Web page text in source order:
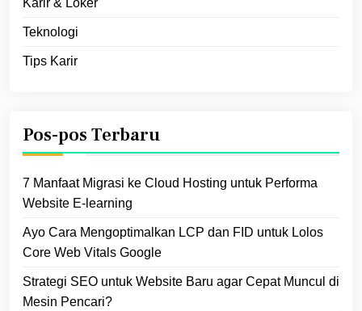
Karir & Loker
Teknologi
Tips Karir
Pos-pos Terbaru
7 Manfaat Migrasi ke Cloud Hosting untuk Performa
Website E‑learning
Ayo Cara Mengoptimalkan LCP dan FID untuk Lolos
Core Web Vitals Google
Strategi SEO untuk Website Baru agar Cepat Muncul di
Mesin Pencari?